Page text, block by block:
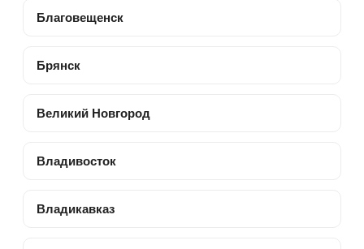
Благовещенск
Брянск
Великий Новгород
Владивосток
Владикавказ